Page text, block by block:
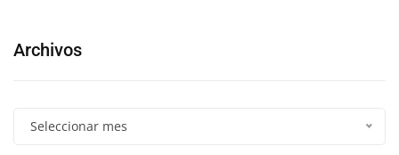
Archivos
Seleccionar mes